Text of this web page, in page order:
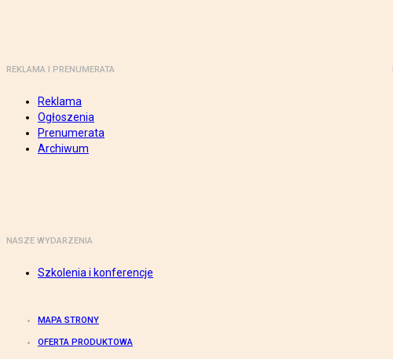
REKLAMA I PRENUMERATA
Reklama
Ogłoszenia
Prenumerata
Archiwum
NASZE WYDARZENIA
Szkolenia i konferencje
MAPA STRONY
OFERTA PRODUKTOWA